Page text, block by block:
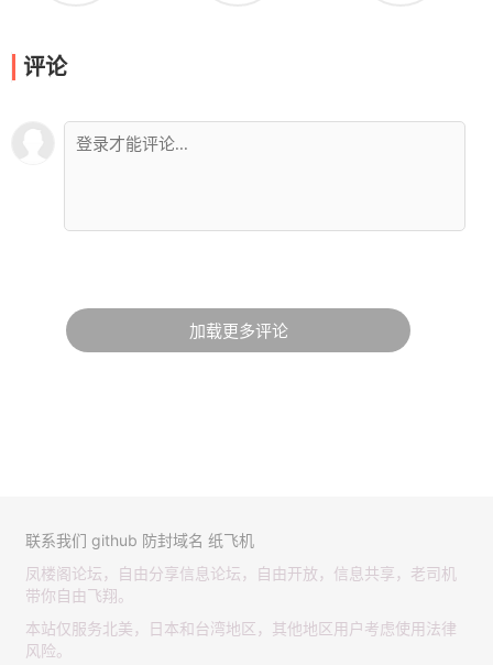
评论
加载更多评论
联系我们 github 防封域名 纸飞机
凤楼阁论坛，自由分享信息论坛，自由开放，信息共享，老司机
带你自由飞翔。
本站仅服务北美，日本和台湾地区，其他地区用户考虑使用法律
风险。